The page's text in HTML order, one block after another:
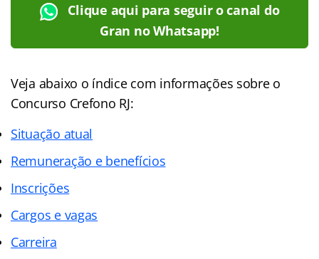
Clique aqui para seguir o canal do
Gran no Whatsapp!
Veja abaixo o índicecom informações sobre o
Concurso Crefono RJ:
Situação atual
Remuneração e benefícios
Inscrições
Cargos e vagas
Carreira